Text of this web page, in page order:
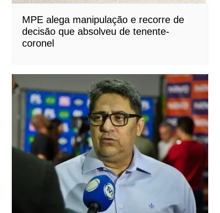
MPE alega manipulação e recorre de
decisão que absolveu de tenente-
coronel